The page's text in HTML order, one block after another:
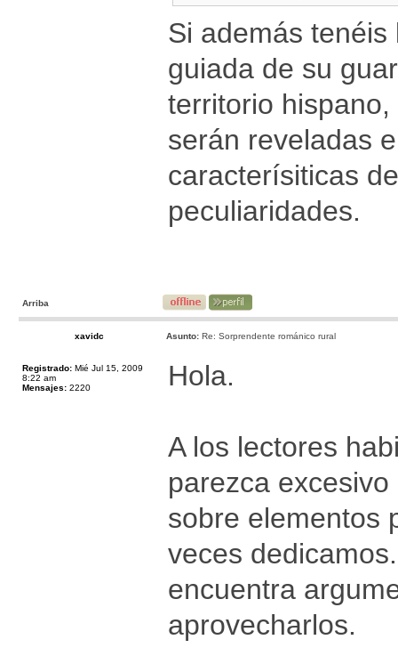
Si además
guiada de su
territorio
serán reveladas
caracterísiticas
peculiaridades.
Arriba
xavidc Asunto: Re: Sorprendente románico rural
Registrado: Mié Jul 15, 2009
8:22 am
Mensajes: 2220 Hola.
A los lectores
parezca
sobre elementos
veces
encuentra
aprovecharlos.